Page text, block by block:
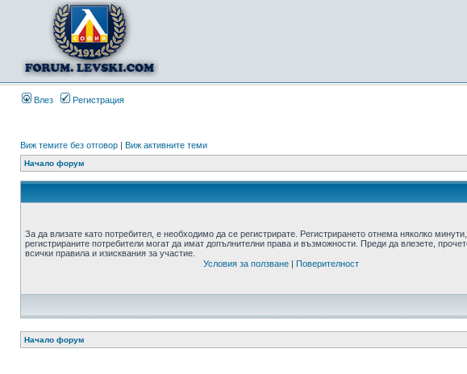
Влез Регистрация
Виж темите без отговор | Виж активните теми
Начало форум
За да влизате като потребител, е необходимо да се регистрирате. Регистрирането отнема няколко
регистрираните потребители могат да имат допълнителни права и възможности. Преди да влезете,
всички правила и изисквания за участие.
Условия за ползване | Поверителност
Начало форум